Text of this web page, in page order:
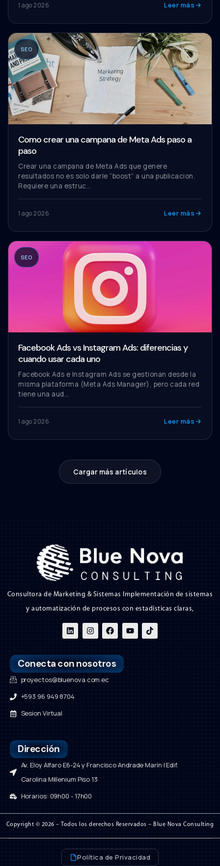
1 ago 2026 Leer más
SEO
Como crear una campana de Meta Ads paso a
paso
Crear una campana de Meta Ads que genere
resultados no es solo darle “boost” a una publicacion.
Requiere una estruc…
1 ago 2026 Leer más
SEO
Facebook Ads vs Instagram Ads: diferencias y
cuando usar cada uno
Facebook Ads e Instagram Ads se gestionan desde la
misma plataforma (Meta Ads Manager), pero cada red
tiene una aud…
1 ago 2026 Leer más
Cargar más artículos
Consultora de Marketing & Sistemas Implementación de sistemas
y automatización de procesos con estadísticas claras,
Conecta con nosotros
proyectos@bluenova.com.ec
+593 96 949 8704
Sesion Virtual
Dirección
Av. Eloy Alfaro E6-24 y Francisco Andrade Marín | Edif.
Carolina Millenium Piso 13
Horarios: 09h00 - 17h00
Copyright © 2026 – Todos los derechos Reservados – Blue Nova Consulting
Política de Privacidad